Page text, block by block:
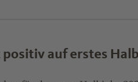
auf erstes